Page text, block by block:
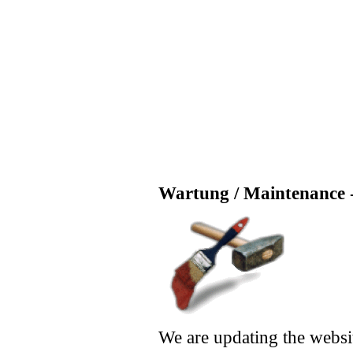
Wartung / Maintenance
We are updating the